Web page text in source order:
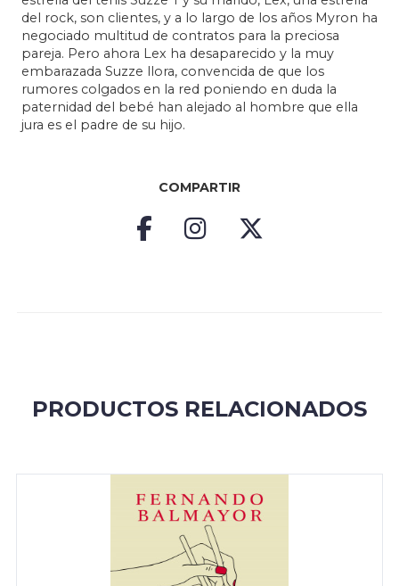
del rock, son clientes, y a lo largo de los años Myron ha
negociado multitud de contratos para la preciosa
pareja. Pero ahora Lex ha desaparecido y la muy
embarazada Suzze llora, convencida de que los
rumores colgados en la red poniendo en duda la
paternidad del bebé han alejado al hombre que ella
jura es el padre de su hijo.
COMPARTIR
PRODUCTOS RELACIONADOS